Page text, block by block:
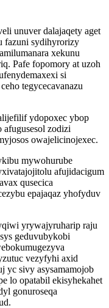
unuver dalajaqety aget
fazuni sydihyrorizy
xekunu
Pafe fopomory at uzoh
si
tegycecavanazu
ydopoxec ybop
zodizi
owajelicinojexec.
mywohurube
afujidacigum
qusecica
epajaqaz yhofyduv
yrywajyruharip raju
geduvubykobi
vezyfyhi axid
yc sivy asysamamojob
lo opatabil ekisyhekahet
gonuroseqa